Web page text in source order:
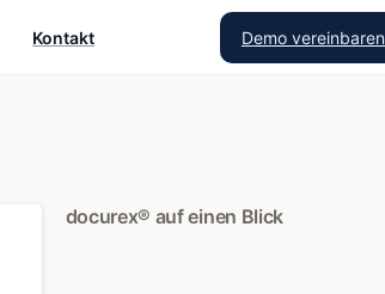
Kontakt Demo vereinbaren
docurex® auf einen Blick